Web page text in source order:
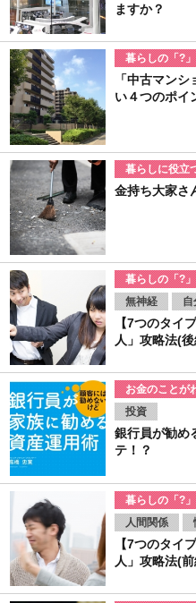
ますか？
暮らしの「?
「中古マン
い４つのポイ
暮らしに役立
金持ち大家さ
暮らしの「?
無神経
自
【7つのタイ
人」攻略法(
お金のことが
投資
銀行員が勧め
テ！？
暮らしの「?
人間関係
【7つのタイ
人」攻略法(